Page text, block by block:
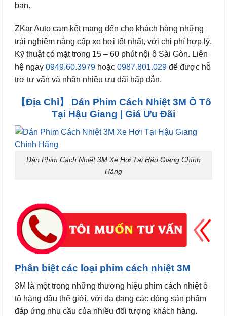
bạn.
ZKar Auto cam kết mang đến cho khách hàng những
trải nghiệm nâng cấp xe hơi tốt nhất, với chi phí hợp lý.
Kỹ thuật có mặt trong 15 – 60 phút nội ô Sài Gòn. Liên
hệ ngay 0949.60.3979 hoặc 0987.801.029 để được hỗ
trợ tư vấn và nhận nhiều ưu đãi hấp dẫn.
【Địa Chỉ】 Dán Phim Cách Nhiệt 3M Ô Tô
Tại Hậu Giang | Giá Ưu Đãi
Dán Phim Cách Nhiệt 3M Xe Hơi Tại Hậu Giang Chính
Hãng
Phân biệt các loại phim cách nhiệt 3M
3M là một trong những thương hiệu phim cách nhiệt ô
tô hàng đầu thế giới, với đa dạng các dòng sản phẩm
đáp ứng nhu cầu của nhiều đối tượng khách hàng.